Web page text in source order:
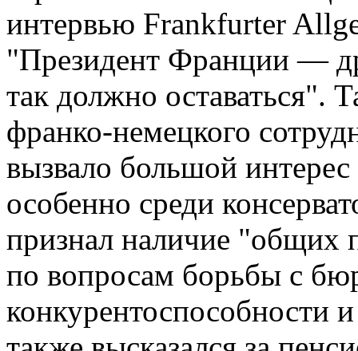
интервью Frankfurter
"Президент Франции —
так должно оставаться".
франко-немецкого
вызвало большой
особенно среди
признал наличие
по вопросам борьбы с
конкурентоспособности